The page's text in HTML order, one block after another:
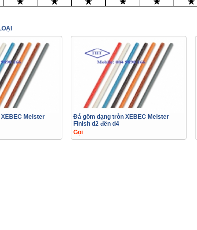
Meister
Đá gốm dạng tròn XEBEC Meister
Finish d2 đến d4
Gọi